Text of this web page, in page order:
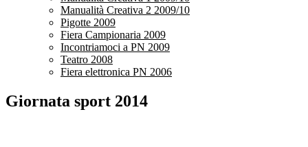
Manualità Creativa 2 2009/10
Pigotte 2009
Fiera Campionaria 2009
Incontriamoci a PN 2009
Teatro 2008
Fiera elettronica PN 2006
Giornata sport 2014